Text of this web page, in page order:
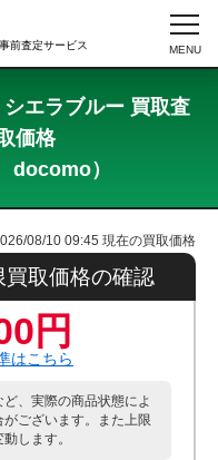
前査定サービス
エラブルー 買取査
価格
docomo）
08/10 09:45 現在の買取価格
買取価格の確認
円
はこちら
、実際の商品状態によ
ございます。また上限
します。